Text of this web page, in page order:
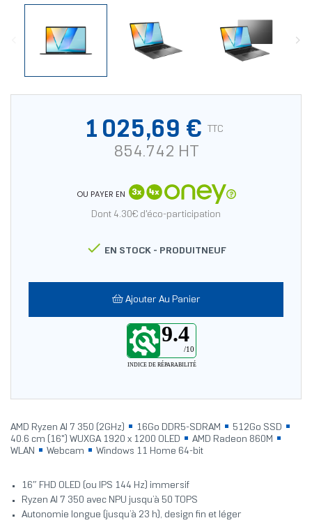
1 025,69 € TTC
854.742 HT
OU PAYER EN
Dont 4.30€ d'éco-participation
 EN STOCK - PRODUITNEUF
Ajouter Au Panier
9.4
/10
INDICE DE RÉPARABILITÉ
AMD Ryzen AI 7 350 (2GHz) 16Go DDR5-SDRAM
512Go SSD
40.6 cm (16") WUXGA 1920 x 1200 OLED
AMD Radeon 860M
WLAN
Webcam Windows 11 Home 64-bit
16″ FHD OLED (ou IPS 144 Hz) immersif
Ryzen AI 7 350 avec NPU jusqu’à 50 TOPS
Autonomie longue (jusqu’à 23 h), design fin et léger